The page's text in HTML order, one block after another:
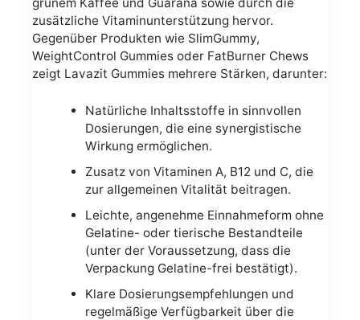
zusätzliche Vitaminunterstützung hervor.
Gegenüber Produkten wie SlimGummy,
WeightControl Gummies oder FatBurner Chews
zeigt Lavazit Gummies mehrere Stärken, darunter:
Natürliche Inhaltsstoffe in sinnvollen
Dosierungen, die eine synergistische
Wirkung ermöglichen.
Zusatz von Vitaminen A, B12 und C, die
zur allgemeinen Vitalität beitragen.
Leichte, angenehme Einnahmeform ohne
Gelatine- oder tierische Bestandteile
(unter der Voraussetzung, dass die
Verpackung Gelatine-frei bestätigt).
Klare Dosierungsempfehlungen und
regelmäßige Verfügbarkeit über die